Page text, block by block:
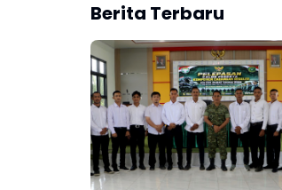
Berita Terbaru